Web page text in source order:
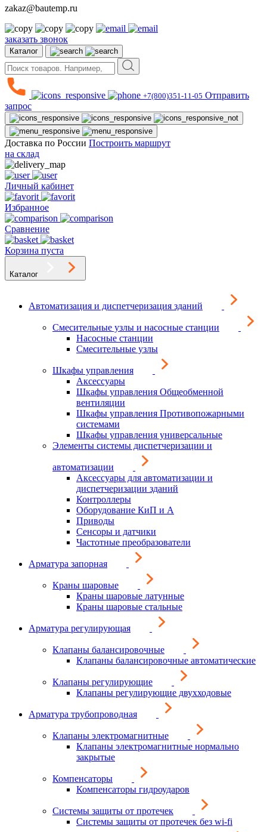
zakaz@bautemp.ru
заказать звонок
Каталог
+7(800)351-11-05 Отправить
запрос
Доставка по России Построить маршрут
на склад
Личный кабинет
Избранное
Сравнение
Корзина пуста
Каталог
Автоматизация и диспетчеризация зданий
Смесительные узлы и насосные станции
Насосные станции
Смесительные узлы
Шкафы управления
Аксессуары
Шкафы управления Общеобменной
вентиляции
Шкафы управления Противопожарными
системами
Шкафы управления универсальные
Элементы системы диспетчеризации и
автоматизации
Аксессуары для автоматизации и
диспетчеризации зданий
Контроллеры
Оборудование КиП и А
Приводы
Сенсоры и датчики
Частотные преобразователи
Арматура запорная
Краны шаровые
Краны шаровые латунные
Краны шаровые стальные
Арматура регулирующая
Клапаны балансировочные
Клапаны балансировочные автоматические
Клапаны регулирующие
Клапаны регулирующие двухходовые
Арматура трубопроводная
Клапаны электромагнитные
Клапаны электромагнитные нормально
закрытые
Компенсаторы
Компенсаторы гидроударов
Системы защиты от протечек
Системы защиты от протечек без wi-fi